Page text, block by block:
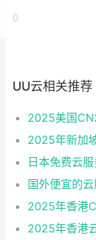
0
UU云相关推荐
2025年新加
日本免费云
2025年香港
2025年香港